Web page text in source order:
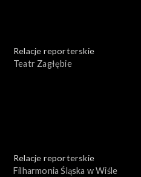
Relacje reporterskie
Teatr Zagłębie
Relacje reporterskie
Filharmonia Śląska w Wiśle